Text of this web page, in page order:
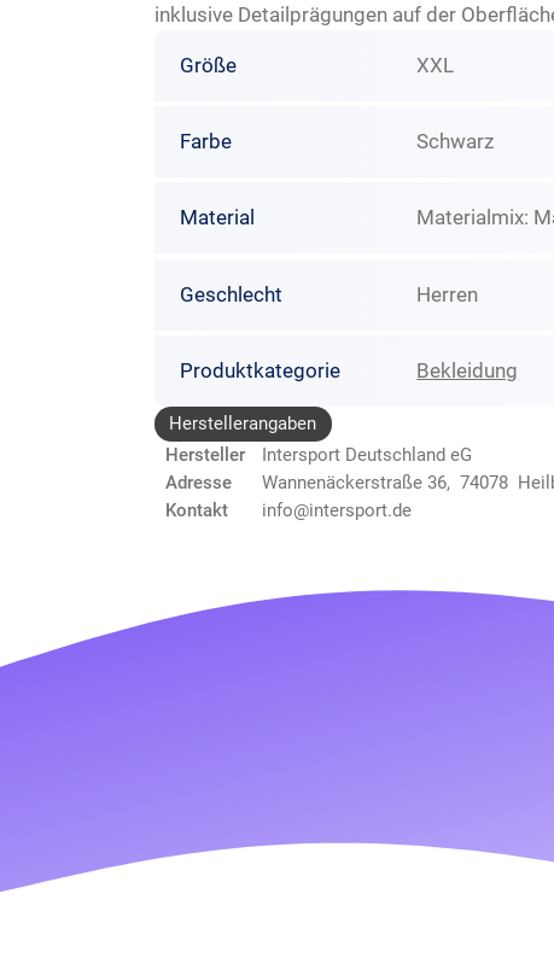
inklusive Detailprägungen auf der
Größe XXL
Farbe Schwarz
Material Materialmix:
Geschlecht Herren
Produktkategorie Bekleidung
Herstellerangaben
Hersteller
Intersport Deutschland eG
Adresse
Wannenäckerstraße 36, 74078
Kontakt
info@intersport.de